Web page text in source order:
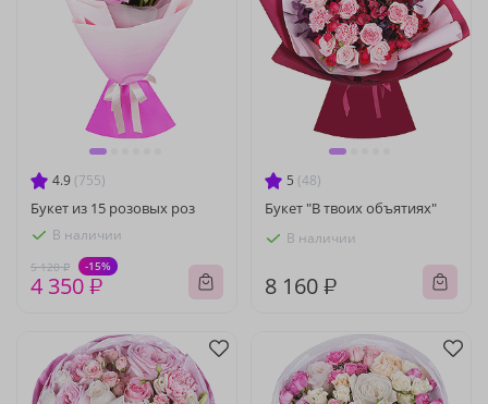
4.9 (755)
Букет из 15 розовых роз
В наличии
5 120 ₽ -15%
4 350 ₽
5 (48)
Букет "В твоих объятиях"
В наличии
8 160 ₽